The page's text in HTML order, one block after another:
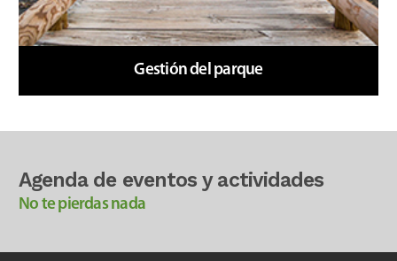
Gestión del parque
Agenda de eventos y actividades
No te pierdas nada